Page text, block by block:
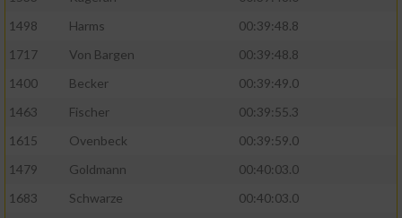
1498
Harms
00:39:48.8
1717
Von Bargen
00:39:48.8
1400
Becker
00:39:49.0
1463
Fischer
00:39:55.3
1615
Ovenbeck
00:39:59.0
1479
Goldmann
00:40:03.0
1683
Schwarze
00:40:03.0
Notwendig
Performance
Funktional
Werbung